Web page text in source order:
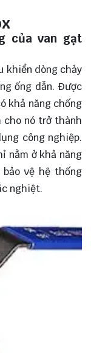
của van gạt
khiển dòng chảy
ống dẫn. Được
khả năng chống
cho nó trở thành
công nghiệp.
nằm ở khả năng
vệ hệ thống
nghiệt.